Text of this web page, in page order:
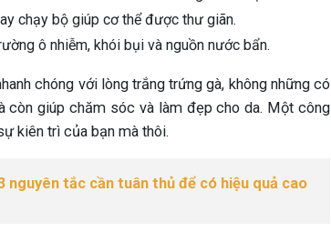
chạy bộ giúp cơ thể được thư giãn.
ô nhiễm, khói bụi và nguồn nước bẩn.
chóng với lòng trắng trứng gà, không những có
giúp chăm sóc và làm đẹp cho da. Một công
kiên trì của bạn mà thôi.
nguyên tắc cần tuân thủ để có hiệu quả cao